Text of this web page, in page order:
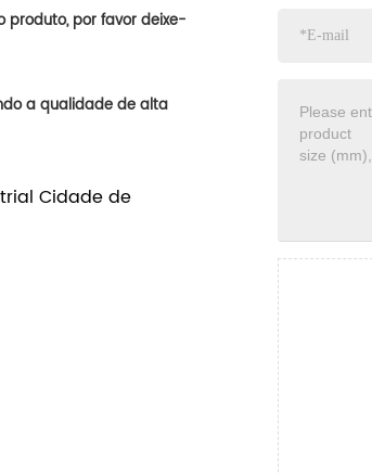
produto, por favor deixe-
a qualidade de alta
Cidade de